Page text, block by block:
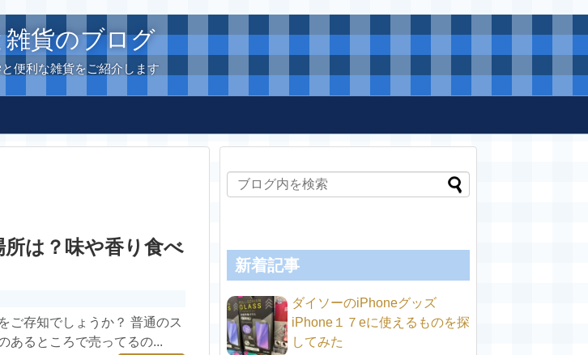
雑貨のブログ
便利な雑貨をご紹介します
は？味や香り食べ
ご存知でしょうか？ 普通のス
あるところで売ってるの...
新着記事
ダイソーのiPhoneグッズ
iPhone１７eに使えるものを探
してみた